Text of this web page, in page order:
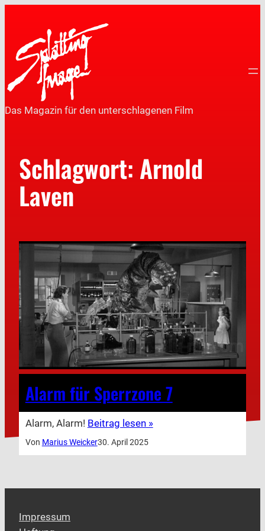
Das Magazin für den unterschlagenen Film
Schlagwort: Arnold
Laven
Alarm für Sperrzone 7
Alarm, Alarm! Beitrag lesen »
Von Marius Weicker30. April 2025
Impressum